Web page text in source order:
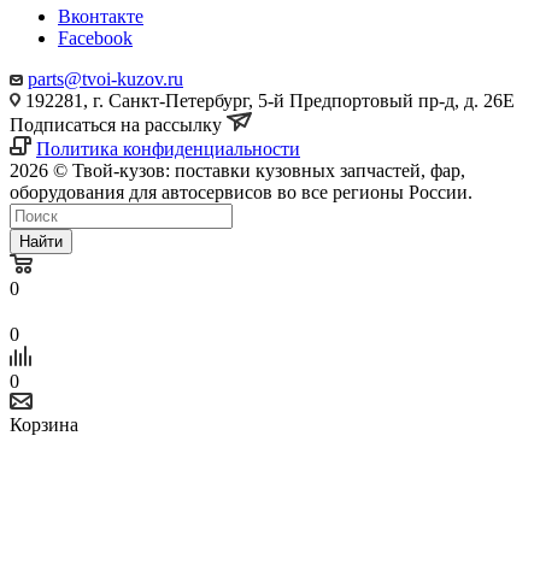
Вконтакте
Facebook
parts@tvoi-kuzov.ru
192281, г. Санкт-Петербург, 5-й Предпортовый пр-д, д. 26Е
Подписаться на рассылку
Политика конфиденциальности
2026 © Твой-кузов: поставки кузовных запчастей, фар,
оборудования для автосервисов во все регионы России.
Найти
0
0
0
Корзина